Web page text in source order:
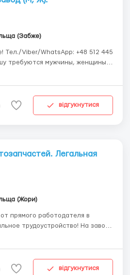
(Забже)
Тел./Viber/WhatsApp: +48 512 445
металлических деталей для
под пресс; - доста...відгукнутися
Легальная
(Жори)
прямого работодателя в
трудоустройство! На завод
корейским автомобилям
продукции; - упаковка гото...
відгукнутися